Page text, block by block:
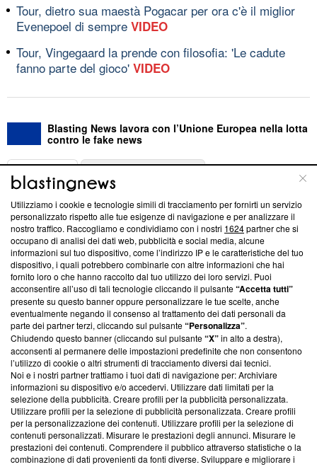
Tour, dietro sua maestà Pogacar per ora c'è il miglior
Evenepoel di sempre VIDEO
Tour, Vingegaard la prende con filosofia: 'Le cadute
fanno parte del gioco' VIDEO
Blasting News lavora con l’Unione Europea nella lotta
contro le fake news
ABOUT
Questa sezione offre informazioni trasparenti su Blasting
News, sui nostri processi editoriali e su come ci impegniamo a
creare news di qualità. Inoltre, afferma la nostra aderenza a
‘Trust Project - News with Integrity’Blasting News non è
ancora membro del programma, ma ha richiesto di farne
parte; Trust Project non ha ancora effettuato una verifica di
conformità agli standard.
Su di noi
Team editoriale
Corporate
Redazione
Informativa Privacy
Cookie Policy
Utilizziamo i cookie e tecnologie simili di tracciamento per fornirti un servizio
personalizzato rispetto alle tue esigenze di navigazione e per analizzare il
nostro traffico. Raccogliamo e condividiamo con i nostri 1624partner che si
occupano di analisi dei dati web, pubblicità e social media, alcune
informazioni sul tuo dispositivo, come l’indirizzo IP e le caratteristiche del tuo
dispositivo, i quali potrebbero combinarle con altre informazioni che hai
fornito loro o che hanno raccolto dal tuo utilizzo dei loro servizi. Puoi
acconsentire all’uso di tali tecnologie cliccando il pulsante“Accetta tutti”
presente su questo banner oppure personalizzare le tue scelte, anche
eventualmente negando il consenso al trattamento dei dati personali da
parte dei partner terzi, cliccando sul pulsante“Personalizza”.
Chiudendo questo banner (cliccando sul pulsante“X”in alto a destra),
acconsenti al permanere delle impostazioni predefinite che non consentono
l’utilizzo di cookie o altri strumenti di tracciamento diversi dai tecnici.
Noi e i nostri partner trattiamo i tuoi dati di navigazione per: Archiviare
informazioni su dispositivo e/o accedervi. Utilizzare dati limitati per la
selezione della pubblicità. Creare profili per la pubblicità personalizzata.
Utilizzare profili per la selezione di pubblicità personalizzata. Creare profili
per la personalizzazione dei contenuti. Utilizzare profili per la selezione di
contenuti personalizzati. Misurare le prestazioni degli annunci. Misurare le
prestazioni dei contenuti. Comprendere il pubblico attraverso statistiche o la
combinazione di dati provenienti da fonti diverse. Sviluppare e migliorare i